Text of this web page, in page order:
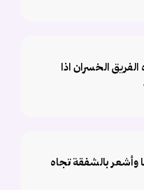
الخسران اذا
وأشعر بالشفقة تجاه